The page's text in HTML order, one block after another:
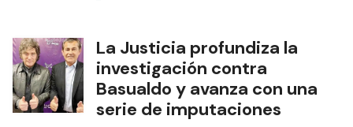
La Justicia profundiza la
investigación contra
Basualdo y avanza con una
serie de imputaciones